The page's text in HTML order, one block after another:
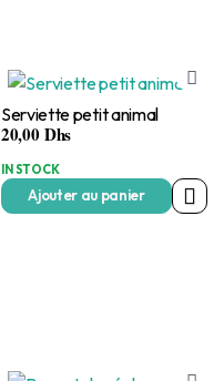
Serviette petit animal
20,00Dhs
IN STOCK
Ajouter au panier